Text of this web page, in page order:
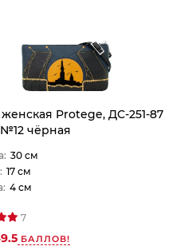
Protege, ДС-251-87
чёрная
30 см
17 см
4 см
7
БАЛЛОВ!